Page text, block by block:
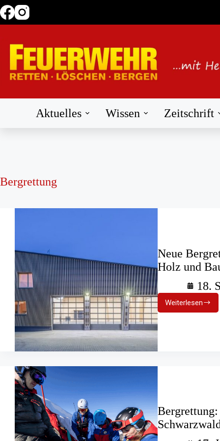
Zum
Inhalt
Aktuelles Wissen Zeitschrift
Bergrettung
Neue
Holz und
18.
Weiterlesen
Neue